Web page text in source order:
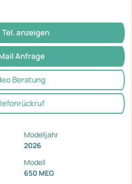
Tel. anzeigen
Anfrage
Beratung
Modelljahr
2026
Modell
650 MEG